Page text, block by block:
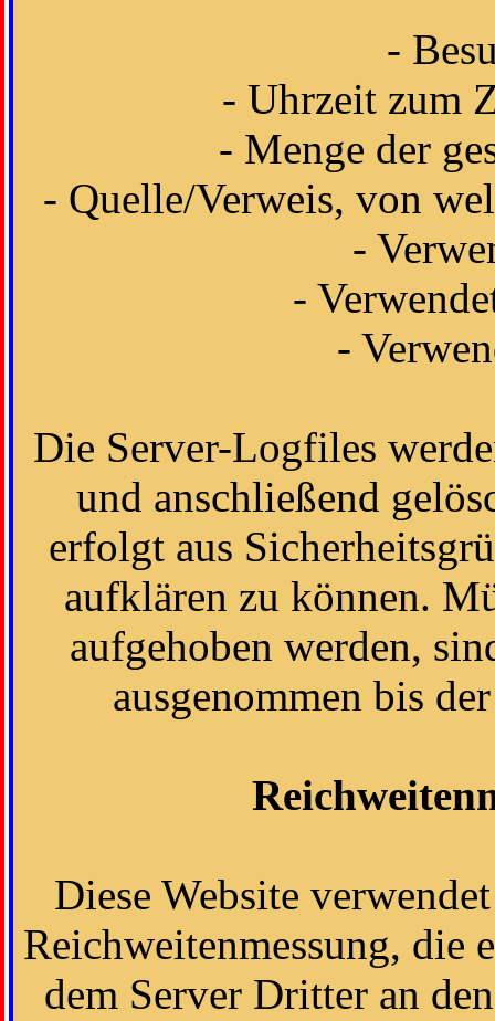
-
- Uhrzeit zum
- Menge der
- Quelle/Verweis, von
-
-
-
Die Server-Logfiles
und anschließend
erfolgt aus
aufklären zu können.
aufgehoben werden,
ausgenommen bis
Diese Website
Reichweitenmessung, die
dem Server Dritter an